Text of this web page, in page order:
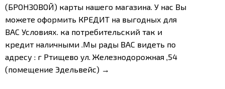
(БРОНЗОВОЙ) карты нашего магазина. У нас Вы
можете оформить КРЕДИТ на выгодных для
ВАС Условиях. ка потребительский так и
кредит наличными .Мы рады ВАС видеть по
адресу : г Ртищево ул. Железнодорожная ,54
(помещение Эдельвейс) →